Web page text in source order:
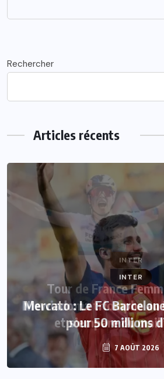
Rechercher
Articles récents
INTER
Mercato : Le FC
pour 50 millions
7 AOÛT 2026